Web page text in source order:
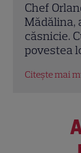
Cine este
Laurei
de iubire